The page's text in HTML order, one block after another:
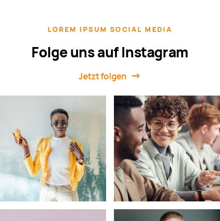
LOREM IPSUM SOCIAL MEDIA
Folge uns auf Instagram
Jetzt folgen